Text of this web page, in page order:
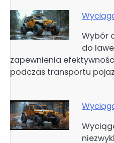
Wybór
do
zapewnienia
podczas transportu